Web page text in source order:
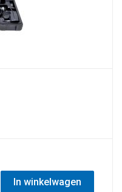
In winkelwagen